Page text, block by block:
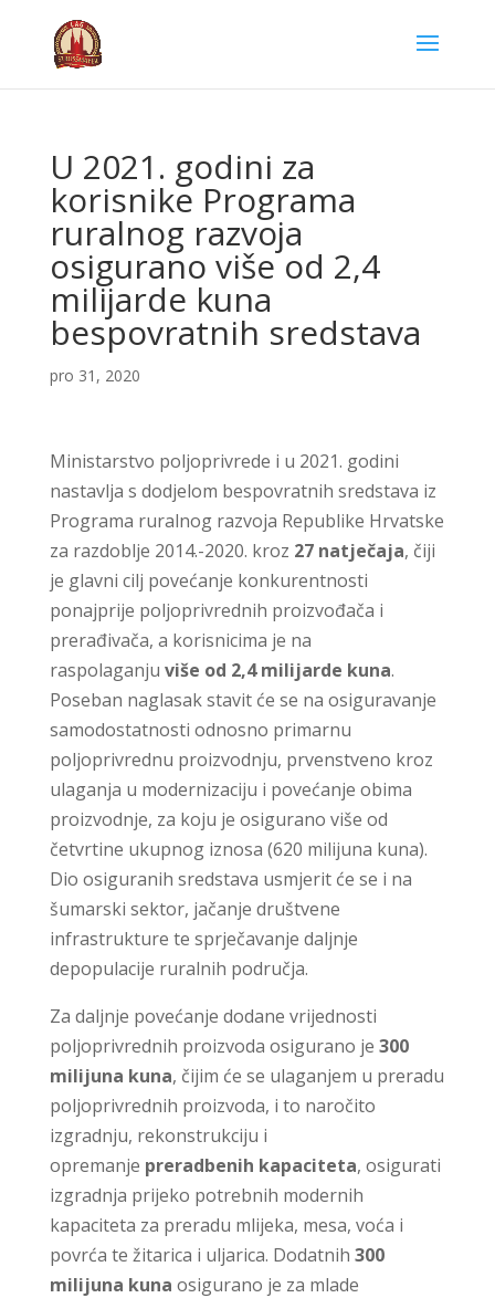
U 2021. godini za
korisnike Programa
ruralnog razvoja
osigurano više od 2,4
milijarde kuna
bespovratnih sredstava
pro 31, 2020
Ministarstvo poljoprivrede i u 2021. godini
nastavlja s dodjelom bespovratnih sredstava iz
Programa ruralnog razvoja Republike Hrvatske
za razdoblje 2014.-2020. kroz 27 natječaja, čiji
je glavni cilj povećanje konkurentnosti
ponajprije poljoprivrednih proizvođača i
prerađivača, a korisnicima je na
raspolaganju više od 2,4 milijarde kuna.
Poseban naglasak stavit će se na osiguravanje
samodostatnosti odnosno primarnu
poljoprivrednu proizvodnju, prvenstveno kroz
ulaganja u modernizaciju i povećanje obima
proizvodnje, za koju je osigurano više od
četvrtine ukupnog iznosa (620 milijuna kuna).
Dio osiguranih sredstava usmjerit će se i na
šumarski sektor, jačanje društvene
infrastrukture te sprječavanje daljnje
depopulacije ruralnih područja.
Za daljnje povećanje dodane vrijednosti
poljoprivrednih proizvoda osigurano je 300
milijuna kuna, čijim će se ulaganjem u preradu
poljoprivrednih proizvoda, i to naročito
izgradnju, rekonstrukciju i
opremanje preradbenih kapaciteta, osigurati
izgradnja prijeko potrebnih modernih
kapaciteta za preradu mlijeka, mesa, voća i
povrća te žitarica i uljarica. Dodatnih 300
milijuna kuna osigurano je za mlade